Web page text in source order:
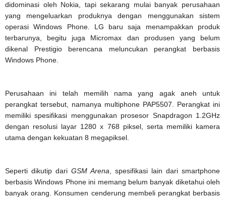
didominasi oleh Nokia, tapi sekarang mulai banyak perusahaan
yang mengeluarkan produknya dengan menggunakan sistem
operasi Windows Phone. LG baru saja menampakkan produk
terbarunya, begitu juga Micromax dan produsen yang belum
dikenal Prestigio berencana meluncukan perangkat berbasis
Windows Phone.
Perusahaan ini telah memilih nama yang agak aneh untuk
perangkat tersebut, namanya multiphone PAP5507. Perangkat ini
memiliki spesifikasi menggunakan prosesor Snapdragon 1.2GHz
dengan resolusi layar 1280 x 768 piksel, serta memiliki kamera
utama dengan kekuatan 8 megapiksel.
Seperti dikutip dari GSM Arena , spesifikasi lain dari smartphone
berbasis Windows Phone ini memang belum banyak diketahui oleh
banyak orang. Konsumen cenderung membeli perangkat berbasis